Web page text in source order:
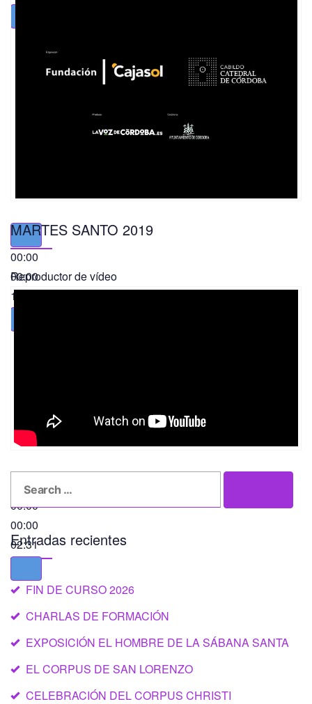
00:00
00:00
11:56
MARTES SANTO 2019
Reproductor de vídeo
00:00
00:00
02:31
Entradas recientes
FIN DE CURSO 2026
CHARLAS DE FORMACIÓN
EXPOSICIÓN EL HOMBRE DE LA SÁBANA SANTA
EL CORPUS DE SAN LORENZO
CELEBRACIÓN DEL CORPUS CHRISTI